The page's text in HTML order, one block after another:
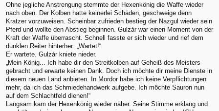
Ohne jegliche Anstrengung stemmte der Hexenkönig die Waffe wieder
nach oben. Der Kolben hatte keinerlei Schäden, geschweige denn
Kratzer vorzuweisen. Scheinbar zufrieden bestieg der Nazgul wieder sein
Pferd und wollte den Abstieg beginnen. Gulzár war einen Moment von der
Kraft der Waffe überrascht. Schnell fasste er sich wieder und rief dem
dunklen Reiter hinterher: „Wartet!“
Er wartete. Gulzár kniete nieder.
„Mein König... Ich habe dir den Streitkolben auf Geheiß des Meisters
gebracht und erwarte keinen Dank. Doch ich möchte dir meine Dienste in
diesem neuen Land anbieten. In Mordor habe ich keine Verpflichtungen
mehr, da ich das Schmiedehandwerk aufgebe. Ich möchte Sauron nun
auf dem Schlachtfeld dienen!“
Langsam kam der Hexenkönig wieder näher. Seine Stimme erklang und